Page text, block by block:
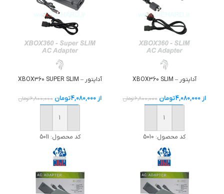
آداپتور – XBOX360 SLIM
از4,080,000تومان 6,800,000تومان
خرید
کد محصول: 5010
آداپتور – XBOX360 SUPER SLIM
از4,080,000تومان 6,800,000تومان
خرید
کد محصول: 5011